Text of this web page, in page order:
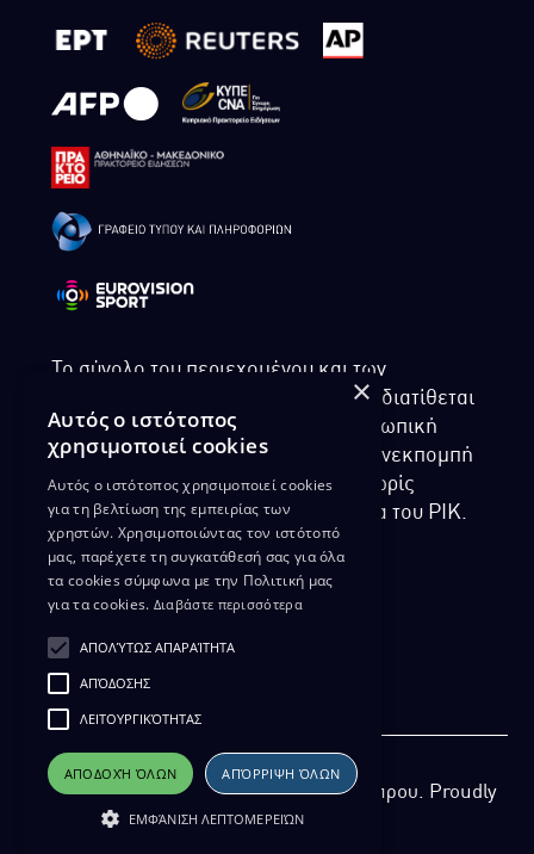
Το σύνολο του περιεχομένου και των
υπηρεσιών της ιστοσελίδας του ΡΙΚ διατίθεται
στους επισκέπτες αυστηρά για προσωπική
χρήση. Απαγορεύεται η χρήση ή επανεκπομπή
του, σε οποιοδήποτε μορφή, με ή χωρίς
επεξεργασία και χωρίς γραπτή άδεια του ΡΙΚ.
ΔΙΚΑΙΩΜΑ ΠΡΟΣΤΑΣΙΑΣ ΔΕΔΟΜΕΝΩΝ
ΠΟΛΙΤΙΚΗ ΑΠΟΡΡΗΤΟΥ
ΔΙΑΘΕΣΗ ΑΡΧΕΙΑΚΟΥ ΥΛΙΚΟΥ
ΠΟΛΙΤΙΚΗ ΑΠΟΡΡΗΤΟΥ EUROVISION
Copyright 2026 Ραδιοφωνικό Ίδρυμα Κύπρου. Proudly
developed byPixel Actionsfor ΡΙΚ
×
Αυτός ο ιστότοπος
χρησιμοποιεί cookies
Αυτός ο ιστότοπος χρησιμοποιεί cookies
για τη βελτίωση της εμπειρίας των
χρηστών. Χρησιμοποιώντας τον ιστότοπό
μας, παρέχετε τη συγκατάθεσή σας για όλα
τα cookies σύμφωνα με την Πολιτική μας
για τα cookies. Διαβάστε περισσότερα
ΑΠΟΛΎΤΩΣ ΑΠΑΡΑΊΤΗΤΑ
ΑΠΌΔΟΣΗΣ
ΛΕΙΤΟΥΡΓΙΚΌΤΗΤΑΣ
ΑΠΟΔΟΧΉ ΌΛΩΝ ΑΠΌΡΡΙΨΗ ΌΛΩΝ
ΕΜΦΆΝΙΣΗ ΛΕΠΤΟΜΕΡΕΙΏΝ